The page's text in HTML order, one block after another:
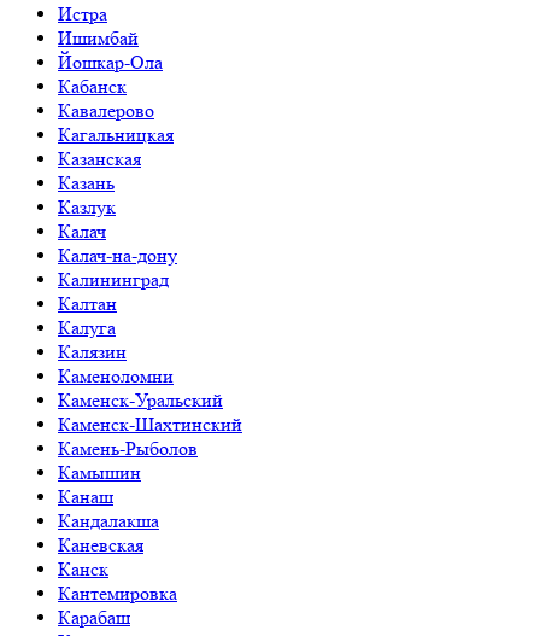
Истра
Ишимбай
Йошкар-Ола
Кабанск
Кавалерово
Кагальницкая
Казанская
Казань
Казлук
Калач
Калач-на-дону
Калининград
Калтан
Калуга
Калязин
Каменоломни
Каменск-Уральский
Каменск-Шахтинский
Камень-Рыболов
Камышин
Канаш
Кандалакша
Каневская
Канск
Кантемировка
Карабаш